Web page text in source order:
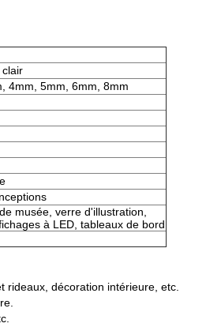
4mm, 5mm, 6mm, 8mm
musée, verre d'illustration,
à LED, tableaux de bord
décoration intérieure, etc.